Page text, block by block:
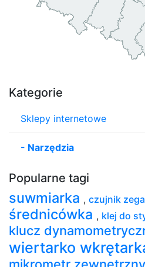
Kategorie
Sklepy internetowe
- Narzędzia
Popularne tagi
suwmiarka , czujnik
średnicówka , klej do
klucz
wiertarko
mikrometr zewnętrzny